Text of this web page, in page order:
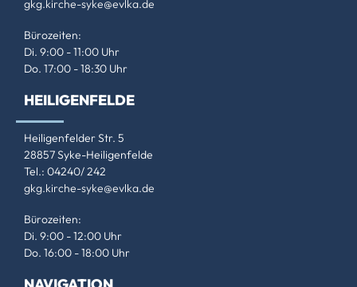
gkg.kirche-syke@evlka.de
Bürozeiten:
Di. 9:00 - 11:00 Uhr
Do. 17:00 - 18:30 Uhr
HEILIGENFELDE
Heiligenfelder Str. 5
28857 Syke-Heiligenfelde
Tel.: 04240/ 242
gkg.kirche-syke@evlka.de
Bürozeiten:
Di. 9:00 - 12:00 Uhr
Do. 16:00 - 18:00 Uhr